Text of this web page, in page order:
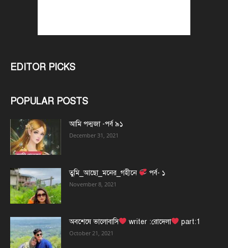
EDITOR PICKS
POPULAR POSTS
আমি পদ্মজা -পর্ব ৯১
December 31, 2021
তুমি_আছো_মনের_গহীনে পর্ব- ১
November 8, 2021
অবশেষে ভালোবাসি writer :রোদেলা part:1
October 21, 2021